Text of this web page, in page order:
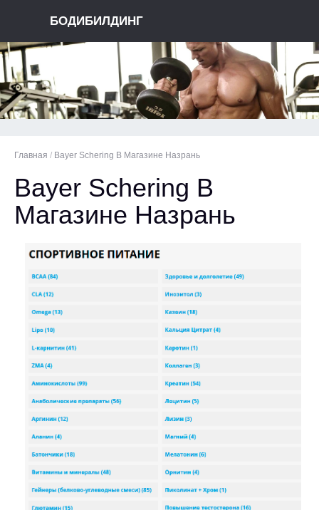
БОДИБИЛДИНГ
Главная / Bayer Schering В Магазине Назрань
Bayer Schering В
Магазине Назрань